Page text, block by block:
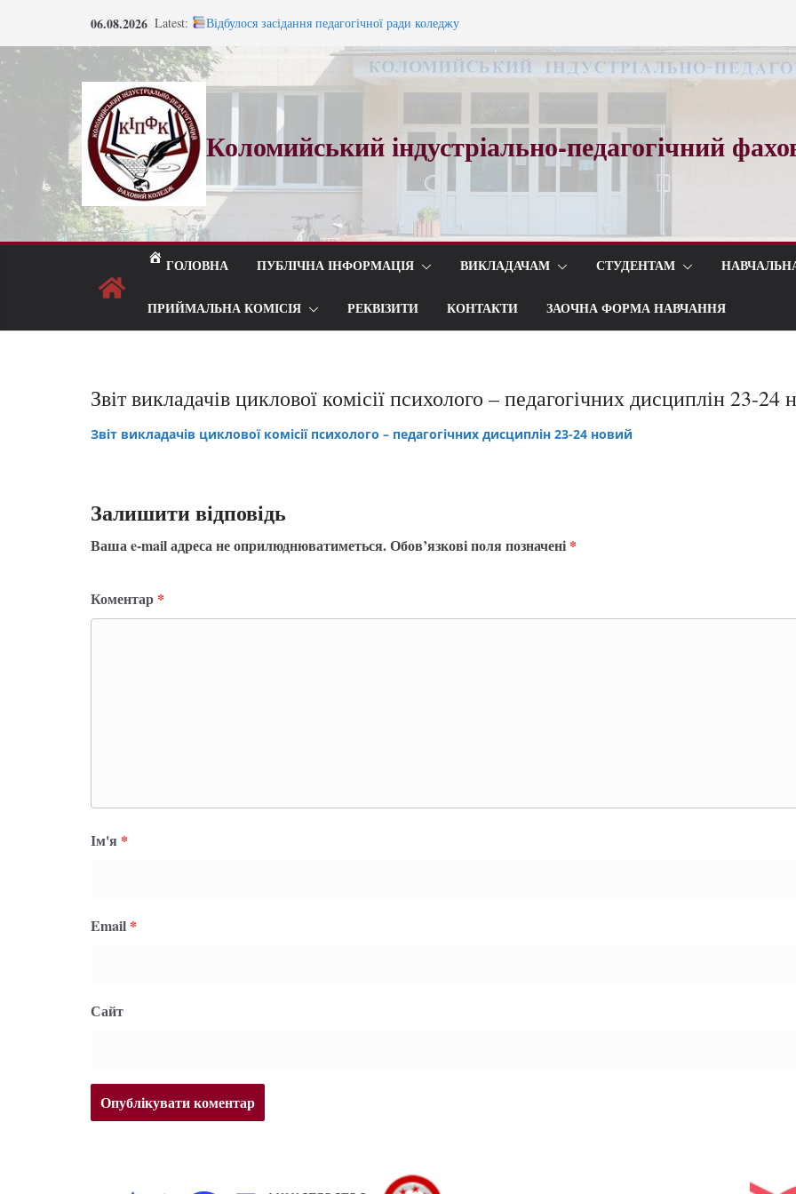
вмісту
06.08.2026 Latest:
Відбулося засідання педагогічної ради коледжу
Запрошуємо на навчання!
ВСТУП 2026
Під шелест лип і мелодію прощального вальсу…
Коломийський індустріально-педагогічний
ГОЛОВНА ПУБЛІЧНА ІНФОРМАЦІЯ ВИКЛАДАЧАМ СТУДЕНТАМ
ПРИЙМАЛЬНА КОМІСІЯ РЕКВІЗИТИ КОНТАКТИ ЗАОЧНА ФОРМА НАВЧАННЯ
Звіт викладачів циклової комісії психолого – педагогічних дисциплін 23-24
Звіт викладачів циклової комісії психолого – педагогічних дисциплін 23-24 новий
Залишити відповідь
Ваша e-mail адреса не оприлюднюватиметься.Обов’язкові поля позначені *
Коментар *
Ім'я *
Email *
Сайт